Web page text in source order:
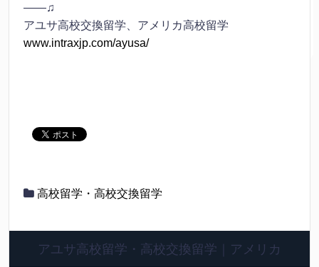
——♫
アユサ高校交換留学、アメリカ高校留学
www.intraxjp.com/ayusa/
高校留学・高校交換留学
アユサ高校留学・高校交換留学｜アメリカ